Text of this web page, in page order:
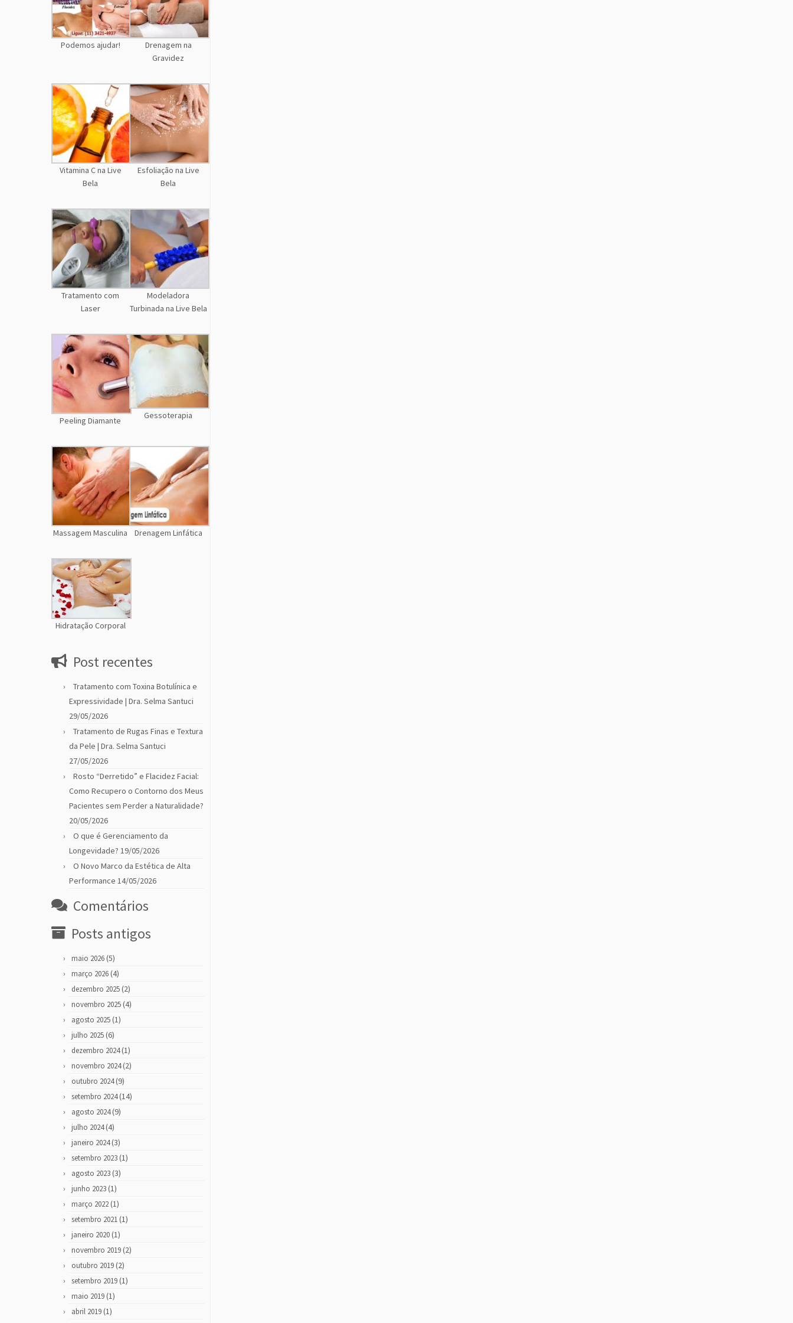
Podemos ajudar!
Drenagem na
Gravidez
Vitamina C na Live
Bela
Esfoliação na Live
Bela
Tratamento com
Laser
Modeladora
Turbinada na Live Bela
Peeling Diamante Gessoterapia
Massagem Masculina Drenagem Linfática
Hidratação Corporal
Post recentes
Tratamento com Toxina Botulínica e
Expressividade | Dra. Selma Santuci
29/05/2026
Tratamento de Rugas Finas e Textura
da Pele | Dra. Selma Santuci
27/05/2026
Rosto “Derretido” e Flacidez Facial:
Como Recupero o Contorno dos Meus
Pacientes sem Perder a Naturalidade?
20/05/2026
O que é Gerenciamento da
Longevidade? 19/05/2026
O Novo Marco da Estética de Alta
Performance 14/05/2026
Comentários
Posts antigos
maio 2026(5)
março 2026(4)
dezembro 2025(2)
novembro 2025(4)
agosto 2025(1)
julho 2025(6)
dezembro 2024(1)
novembro 2024(2)
outubro 2024(9)
setembro 2024(14)
agosto 2024(9)
julho 2024(4)
janeiro 2024(3)
setembro 2023(1)
agosto 2023(3)
junho 2023(1)
março 2022(1)
setembro 2021(1)
janeiro 2020(1)
novembro 2019(2)
outubro 2019(2)
setembro 2019(1)
maio 2019(1)
abril 2019(1)